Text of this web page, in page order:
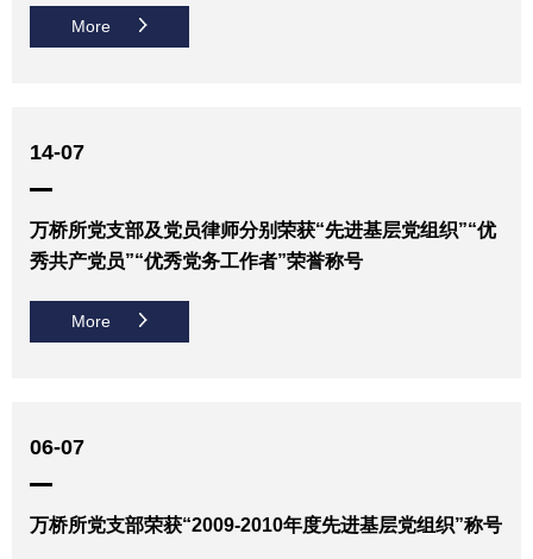
More
14-07
万桥所党支部及党员律师分别荣获“先进基层党组织”“优
秀共产党员”“优秀党务工作者”荣誉称号
More
06-07
万桥所党支部荣获“2009-2010年度先进基层党组织”称号